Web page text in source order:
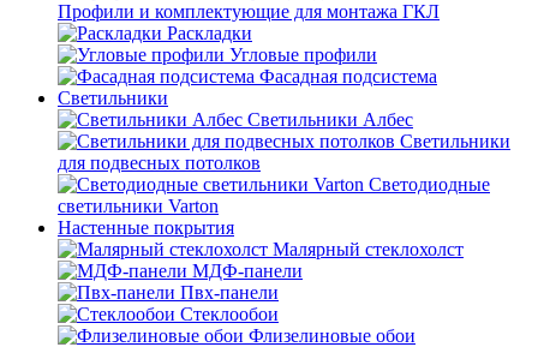
Профили и комплектующие для монтажа ГКЛ
Раскладки
Угловые профили
Фасадная подсистема
Светильники
Светильники Албес
Светильники
для подвесных потолков
Светодиодные
светильники Varton
Настенные покрытия
Малярный стеклохолст
МДФ-панели
Пвх-панели
Стеклообои
Флизелиновые обои